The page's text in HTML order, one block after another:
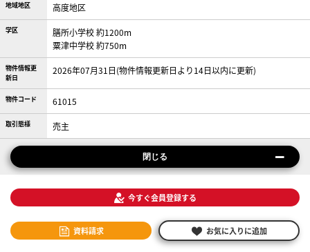
地域地区 高度地区
学区
膳所小学校 約1200m
粟津中学校 約750m
物件情報更
新日
2026年07月31日(物件情報更新日より14日以内に更新)
物件コード 61015
取引態様 売主
閉じる
今すぐ会員登録する
資料請求 お気に入りに追加